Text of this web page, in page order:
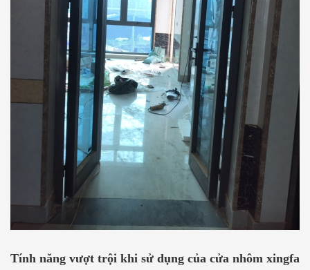
Tính năng vượt trội khi sử dụng của cửa nhôm xingfa